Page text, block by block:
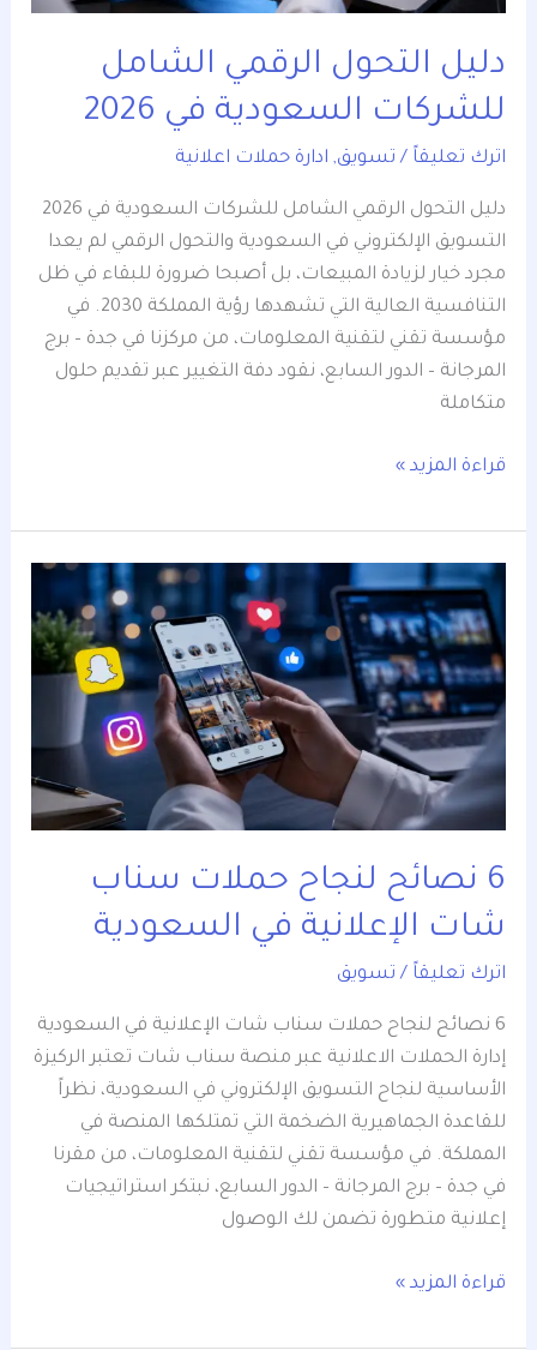
دليل التحول الرقمي الشامل
للشركات السعودية في 2026
اترك تعليقاً / تسويق, ادارة حملات اعلانية
دليل التحول الرقمي الشامل للشركات السعودية في 2026
التسويق الإلكتروني في السعودية والتحول الرقمي لم يعدا
مجرد خيار لزيادة المبيعات، بل أصبحا ضرورة للبقاء في ظل
التنافسية العالية التي تشهدها رؤية المملكة 2030. في
مؤسسة تقني لتقنية المعلومات، من مركزنا في جدة – برج
المرجانة – الدور السابع، نقود دفة التغيير عبر تقديم حلول
متكاملة
قراءة المزيد »
6 نصائح لنجاح حملات سناب
شات الإعلانية في السعودية
اترك تعليقاً / تسويق
6 نصائح لنجاح حملات سناب شات الإعلانية في السعودية
إدارة الحملات الاعلانية عبر منصة سناب شات تعتبر الركيزة
الأساسية لنجاح التسويق الإلكتروني في السعودية، نظراً
للقاعدة الجماهيرية الضخمة التي تمتلكها المنصة في
المملكة. في مؤسسة تقني لتقنية المعلومات، من مقرنا
في جدة – برج المرجانة – الدور السابع، نبتكر استراتيجيات
إعلانية متطورة تضمن لك الوصول
نصائح
لنجاح
حملات
سناب
شات
الإعلانية
في
السعودية
قراءة المزيد »